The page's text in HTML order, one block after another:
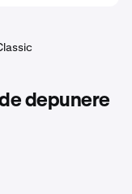
depunere